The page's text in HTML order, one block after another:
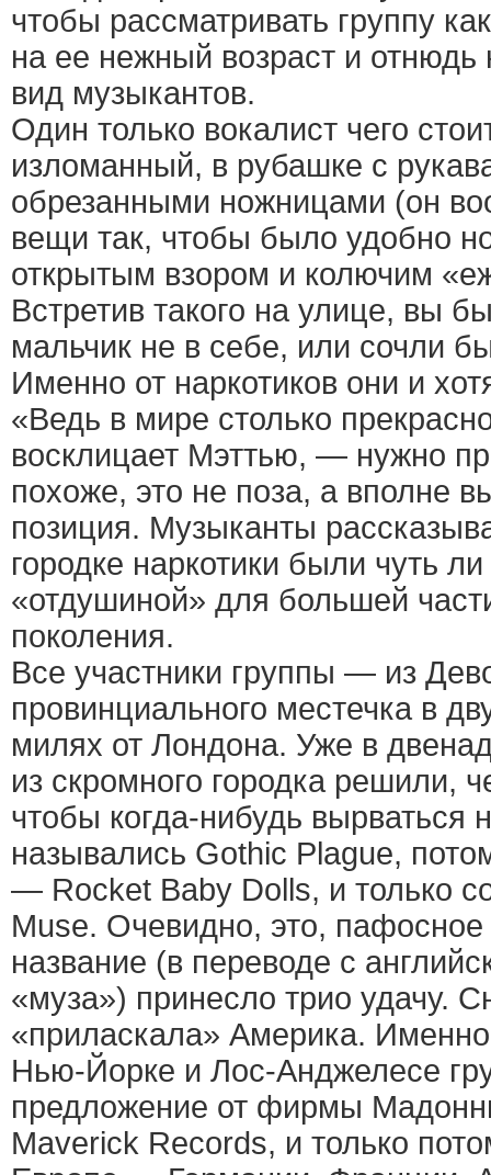
чтобы рассматривать группу
на ее нежный возраст и отнюдь
вид музыкантов.
Один только вокалист чего
изломанный, в рубашке с
обрезанными ножницами (он
вещи так, чтобы было удобно
открытым взором и колючим
Встретив такого на улице, вы
мальчик не в себе, или сочли
Именно от наркотиков они и
«Ведь в мире столько
восклицает Мэттью, — нужно
похоже, это не поза, а вполне
позиция. Музыканты
городке наркотики были чуть
«отдушиной» для большей
поколения.
Все участники группы — из
провинциального местечка в
милях от Лондона. Уже в
из скромного городка решили,
чтобы когда-нибудь вырваться
назывались Gothic Plague,
— Rocket Baby Dolls, и только
Muse. Очевидно, это, пафосное
название (в переводе с
«муза») принесло трио удачу.
«приласкала» Америка.
Нью-Йорке и Лос-Анджелесе
предложение от фирмы
Maverick Records, и только